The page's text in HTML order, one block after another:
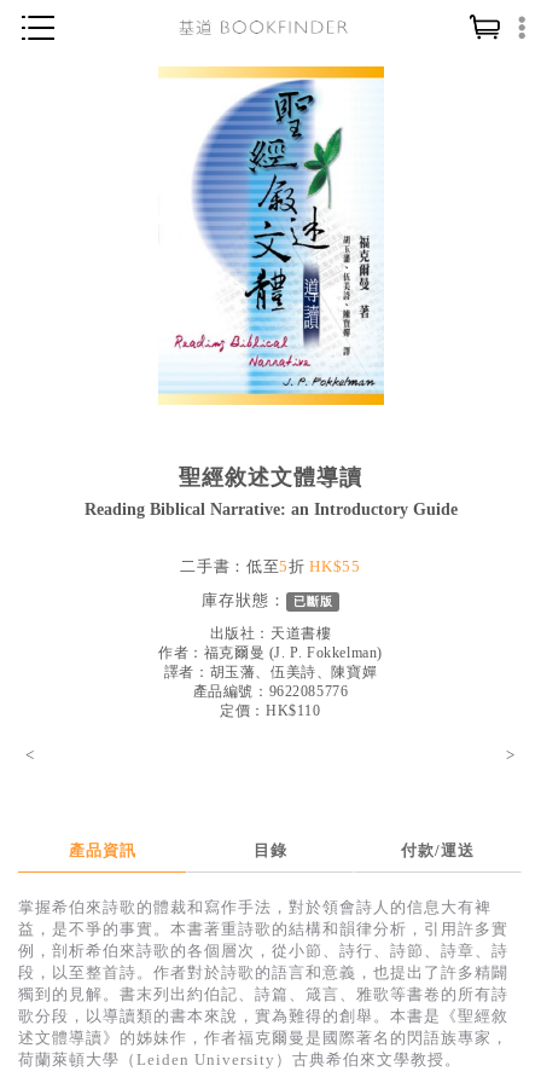
信徒生活
教會事工
社會／倫理
哲學／宗教比較
見證／傳記
暢銷榜
中文二手書
英文二手書
精選英文書
電子書
聖經敘述文體導讀
Reading Biblical Narrative: an Introductory Guide
二手書：低至5折HK$55
庫存狀態：
已斷版
出版社： 天道書樓
作者： 福克爾曼 (J. P. Fokkelman)
譯者： 胡玉藩、伍美詩、陳寶嬋
產品編號：9622085776
定價：HK$110
< >
產品資訊 目錄 付款/運送
掌握希伯來詩歌的體裁和寫作手法，對於領會詩人的信息大有裨
益，是不爭的事實。本書著重詩歌的結構和韻律分析，引用許多實
例，剖析希伯來詩歌的各個層次，從小節、詩行、詩節、詩章、詩
段，以至整首詩。作者對於詩歌的語言和意義，也提出了許多精闢
獨到的見解。書末列出約伯記、詩篇、箴言、雅歌等書卷的所有詩
歌分段，以導讀類的書本來說，實為難得的創舉。本書是《聖經敘
述文體導讀》的姊妹作，作者福克爾曼是國際著名的閃語族專家，
荷蘭萊頓大學（Leiden University）古典希伯來文學教授。